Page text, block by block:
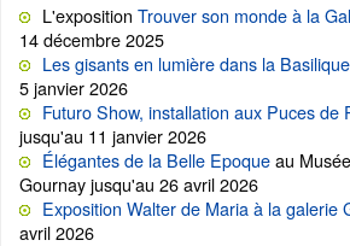
L'exposition Trouver son monde à la
14 décembre 2025
Les gisants en lumière dans la
5 janvier 2026
Futuro Show, installation aux Puces de
jusqu'au 11 janvier 2026
Élégantes de la Belle Epoqueau
Gournay jusqu'au 26 avril 2026
Exposition Walter de Maria à la galerie
avril 2026